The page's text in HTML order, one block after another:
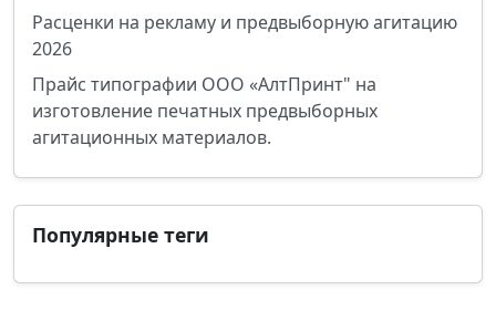
Расценки на рекламу и предвыборную агитацию
2026
Прайс типографии ООО «АлтПринт" на
изготовление печатных предвыборных
агитационных материалов.
Популярные теги